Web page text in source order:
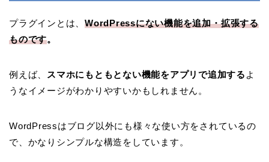
プラグインとは、WordPressにない機能を追加・拡張する
ものです。
例えば、 スマホにもともとない機能をアプリで追加する よ
うなイメージがわかりやすいかもしれません。
WordPressはブログ以外にも様々な使い方をされているの
で、かなりシンプルな構造をしています。